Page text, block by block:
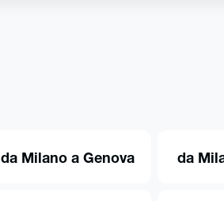
da Milano a Genova da